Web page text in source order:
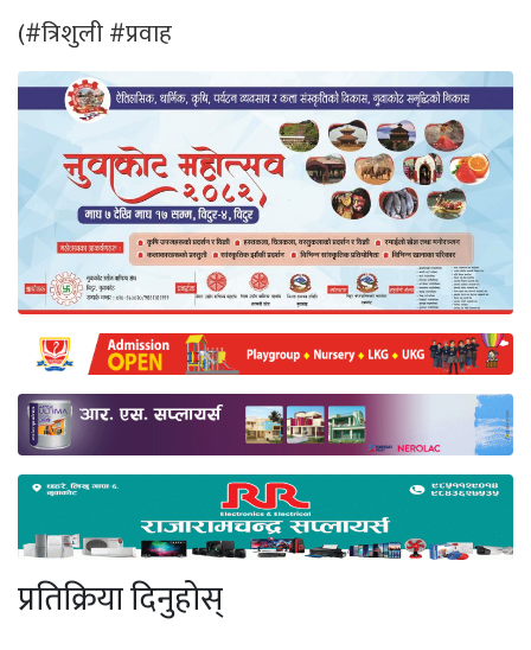
(#त्रिशुली#प्रवाह
प्रतिक्रिया दिनुहोस्